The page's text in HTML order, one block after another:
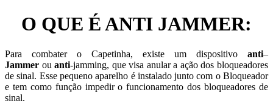
O QUE É ANTI JAMMER:
Para combater o Capetinha, existe um dispositivo anti–
Jammer ouanti-jamming, que visa anular a ação dos bloqueadores
de sinal. Esse pequeno aparelho é instalado junto com o Bloqueador
e tem como função impedir o funcionamento dos bloqueadores de
sinal.